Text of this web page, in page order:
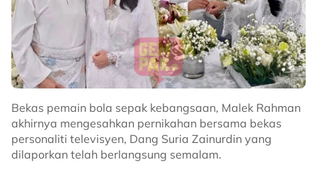
“Hubungan yang lalu mengajar saya, ia bukan sekadar
cakap ‘ya, saya akan masuk Islam’. Ia jauh lebih
mendalam daripada itu.
“Awak perlu benar-benar percaya kerana suatu hari
nanti awak akan memimpin keluarga saya,” katanya.
Tambah Daiyan, memeluk Islam semata-mata untuk
memenuhi syarat perkahwinan tidak cukup jika tidak
disertakan dengan kepercayaan serta penghayatan
yang mendalam dalam beragama.
Bekas pemain bola sepak kebangsaan, Malek Rahman
akhirnya mengesahkan pernikahan bersama bekas
personaliti televisyen, Dang Suria Zainurdin yang
dilaporkan telah berlangsung semalam.